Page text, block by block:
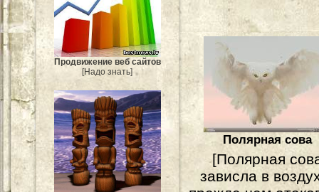
Продвижение веб сайтов
[Надо знать]
Полярная сова
[Полярная
зависла в